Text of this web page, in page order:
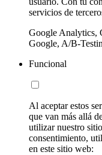
servicios de
Google Analytics,
Google, A/B-
Funcional
Al aceptar estos
que van más allá
utilizar nuestro
consentimiento,
en este sitio web: